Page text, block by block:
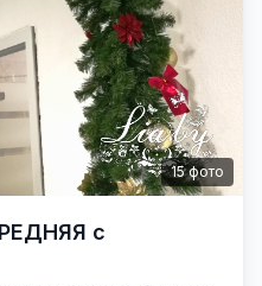
15фото
с